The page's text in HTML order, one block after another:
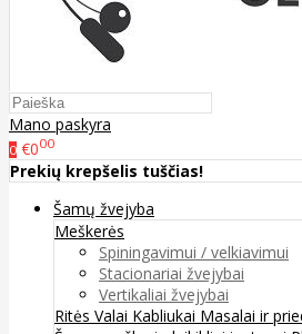
Mano paskyra
0 €000
Prekių krepšelis tuščias!
Šamų žvejyba
Meškerės
Spiningavimui / velkiavimui
Stacionariai žvejybai
Vertikaliai žvejybai
Ritės Valai Kabliukai Masalai ir